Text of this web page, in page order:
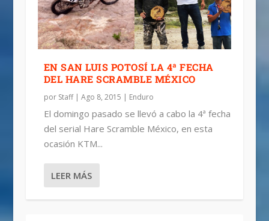
EN SAN LUIS POTOSÍ LA 4ª FECHA
DEL HARE SCRAMBLE MÉXICO
por Staff| Ago 8, 2015 | Enduro
El domingo pasado se llevó a cabo la 4ª fecha
del serial Hare Scramble México, en esta
ocasión KTM...
LEER MÁS